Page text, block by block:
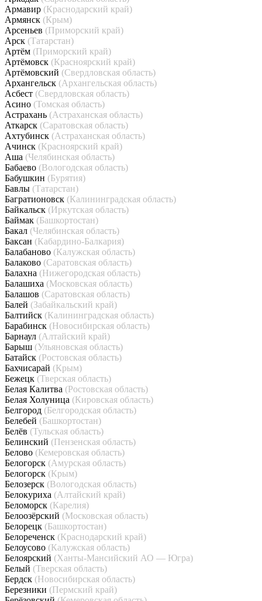
Армавир (Краснодарский край)
Армянск (Крым)
Арсеньев (Приморский край)
Арск (Татарстан)
Артём (Приморский край)
Артёмовск (Красноярский край)
Артёмовский (Свердловская область)
Архангельск (Архангельская область)
Асбест (Свердловская область)
Асино (Томская область)
Астрахань (Астраханская область)
Аткарск (Саратовская область)
Ахтубинск (Астраханская область)
Ачинск (Красноярский край)
Аша (Челябинская область)
Бабаево (Вологодская область)
Бабушкин (Бурятия)
Бавлы (Татарстан)
Багратионовск (Калининградская область)
Байкальск (Иркутская область)
Баймак (Башкортостан)
Бакал (Челябинская область)
Баксан (Кабардино-Балкария)
Балабаново (Калужская область)
Балаково (Саратовская область)
Балахна (Нижегородская область)
Балашиха (Московская область)
Балашов (Саратовская область)
Балей (Забайкальский край)
Балтийск (Калининградская область)
Барабинск (Новосибирская область)
Барнаул (Алтайский край)
Барыш (Ульяновская область)
Батайск (Ростовская область)
Бахчисарай (Крым)
Бежецк (Тверская область)
Белая Калитва (Ростовская область)
Белая Холуница (Кировская область)
Белгород (Белгородская область)
Белебей (Башкортостан)
Белёв (Тульская область)
Белинский (Пензенская область)
Белово (Кемеровская область)
Белогорск (Амурская область)
Белогорск (Крым)
Белозерск (Вологодская область)
Белокуриха (Алтайский край)
Беломорск (Карелия)
Белоозёрский (Московская область)
Белорецк (Башкортостан)
Белореченск (Краснодарский край)
Белоусово (Калужская область)
Белоярский (Ханты-Мансийский АО — Югра)
Белый (Тверская область)
Бердск (Новосибирская область)
Березники (Пермский край)